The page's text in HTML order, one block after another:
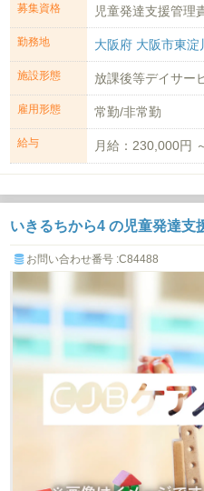
募集資格 児童発達支援管理
勤務地 大阪府 大阪市東淀
施設形態 放課後等デイサー
雇用形態 常勤/非常勤
給与 月給：230,000円
いきるちから4 の児童発達支
お問い合わせ番号 :C84488